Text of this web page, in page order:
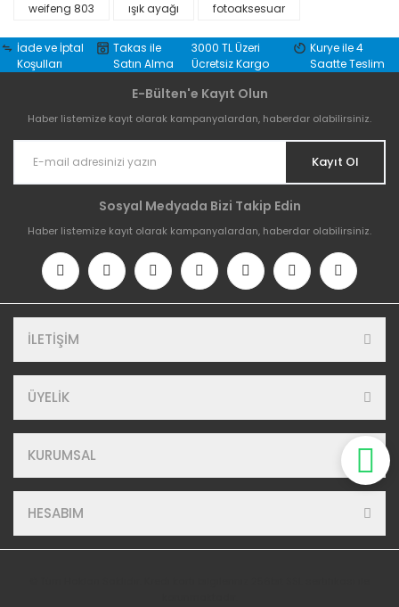
weifeng 803
ışık ayağı fotoaksesuar
İade ve İptal
Koşulları
Takas ile
Satın Alma
3000 TL Üzeri
Ücretsiz Kargo
Kurye ile 4
Saatte Teslim
E-Bülten'e Kayıt Olun
Haber listemize kayıt olarak kampanyalardan, haberdar olabilirsiniz.
Kayıt Ol
Sosyal Medyada Bizi Takip Edin
Haber listemize kayıt olarak kampanyalardan, haberdar olabilirsiniz.
İLETİŞİM
ÜYELİK
KURUMSAL
HESABIM